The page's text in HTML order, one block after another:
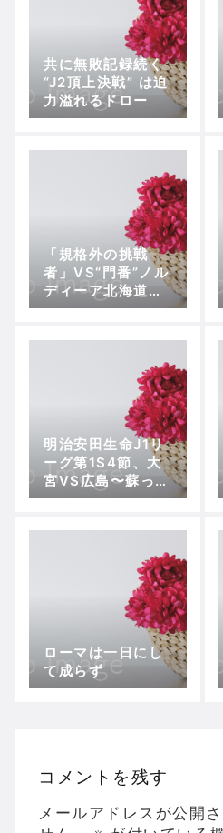
共に無敗記録続く
“J2頂上決戦” は迫
力溢れるドロー
「規格外の挑戦
者」VS“門番”ノル
ディーア北海道
～“多様性”で底上
スチャレンジリー
明治安田生命J1リ
ーグ第1S4節、大
宮VS広島〜蘇っ
た”紫”の復活劇
ローマは一日にし
て成らず
コメントを残す
メールアドレスが公開